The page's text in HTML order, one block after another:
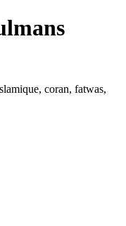
coran, fatwas,